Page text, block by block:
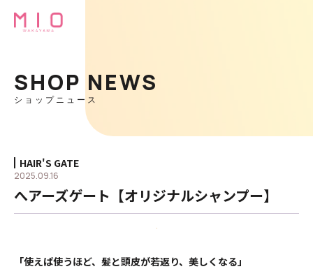
SHOP NEWS
ショップニュース
HAIR'S GATE
2025.09.16
へアーズゲート【オリジナルシャンプー】
「使えば使うほど、髪と頭皮が若返り、美しくなる」